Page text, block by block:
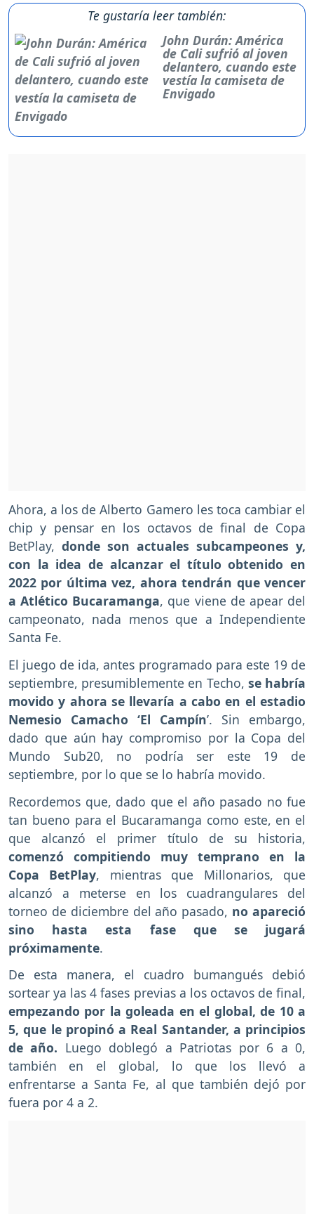
Te gustaría leer también:
John Durán: América
de Cali sufrió al joven
delantero, cuando este
vestía la camiseta de
Envigado
Ahora, a los de Alberto Gamero les toca cambiar el
chip y pensar en los octavos de final de Copa
BetPlay, donde son actuales subcampeones y,
con la idea de alcanzar el título obtenido en
2022 por última vez, ahora tendrán que vencer
a Atlético Bucaramanga, que viene de apear del
campeonato, nada menos que a Independiente
Santa Fe.
El juego de ida, antes programado para este 19 de
septiembre, presumiblemente en Techo, se habría
movido y ahora se llevaría a cabo en el estadio
Nemesio Camacho ‘El Campín’. Sin embargo,
dado que aún hay compromiso por la Copa del
Mundo Sub20, no podría ser este 19 de
septiembre, por lo que se lo habría movido.
Recordemos que, dado que el año pasado no fue
tan bueno para el Bucaramanga como este, en el
que alcanzó el primer título de su historia,
comenzó compitiendo muy temprano en la
Copa BetPlay, mientras que Millonarios, que
alcanzó a meterse en los cuadrangulares del
torneo de diciembre del año pasado, no apareció
sino hasta esta fase que se jugará
próximamente.
De esta manera, el cuadro bumangués debió
sortear ya las 4 fases previas a los octavos de final,
empezando por la goleada en el global, de 10 a
5, que le propinó a Real Santander, a principios
de año. Luego doblegó a Patriotas por 6 a 0,
también en el global, lo que los llevó a
enfrentarse a Santa Fe, al que también dejó por
fuera por 4 a 2.